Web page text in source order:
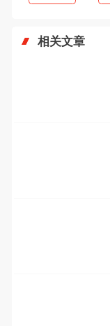
相关文章